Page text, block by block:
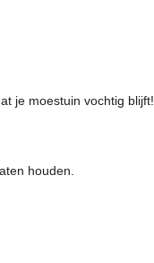
je moestuin vochtig blijft!
houden.